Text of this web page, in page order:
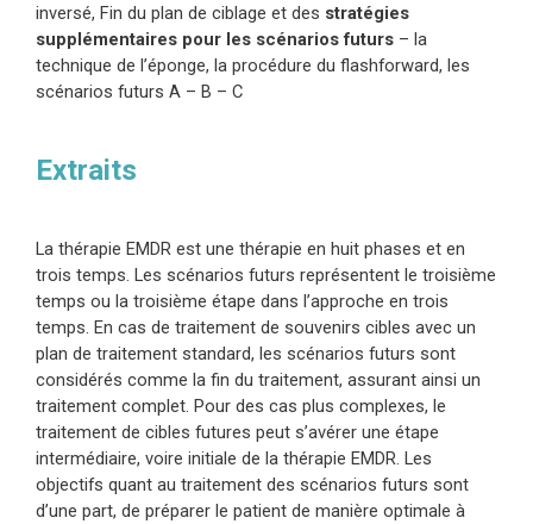
inversé, Fin du plan de ciblage et des stratégies
supplémentaires pour les scénarios futurs – la
technique de l’éponge, la procédure du flashforward, les
scénarios futurs A – B – C
Extraits
La thérapie EMDR est une thérapie en huit phases et en
trois temps. Les scénarios futurs représentent le troisième
temps ou la troisième étape dans l’approche en trois
temps. En cas de traitement de souvenirs cibles avec un
plan de traitement standard, les scénarios futurs sont
considérés comme la fin du traitement, assurant ainsi un
traitement complet. Pour des cas plus complexes, le
traitement de cibles futures peut s’avérer une étape
intermédiaire, voire initiale de la thérapie EMDR. Les
objectifs quant au traitement des scénarios futurs sont
d’une part, de préparer le patient de manière optimale à